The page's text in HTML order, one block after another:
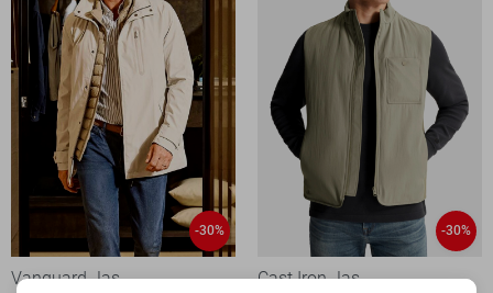
-30%
Vanguard Jas
-30%
Cast Iron Jas